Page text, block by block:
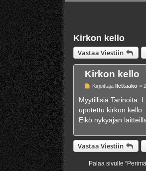
Kirkon kello
Vastaa Viestiin
Kirkon kello
V
e
t
i
KirjoittajaIlettaako »
Myytillisiä Tarinoita.
upotettu kirkon kello.
Eikö nykyajan
Vastaa Viestiin
Palaa sivulle